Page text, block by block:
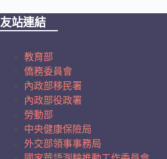
友站連結
教育部
僑務委員會
內政部移民署
內政部役政署
勞動部
中央健康保險局
外交部領事事務局